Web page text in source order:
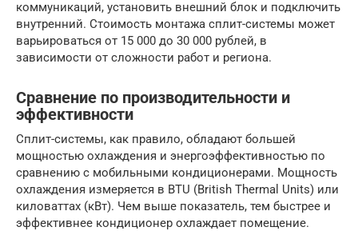
коммуникаций, установить внешний блок и подключить
внутренний. Стоимость монтажа сплит-системы может
варьироваться от 15 000 до 30 000 рублей, в
зависимости от сложности работ и региона.
Сравнение по производительности и
эффективности
Сплит-системы, как правило, обладают большей
мощностью охлаждения и энергоэффективностью по
сравнению с мобильными кондиционерами. Мощность
охлаждения измеряется в BTU (British Thermal Units) или
киловаттах (кВт). Чем выше показатель, тем быстрее и
эффективнее кондиционер охлаждает помещение.